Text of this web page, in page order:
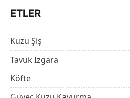
ETLER
Kuzu Şiş
Tavuk Izgara
Köfte